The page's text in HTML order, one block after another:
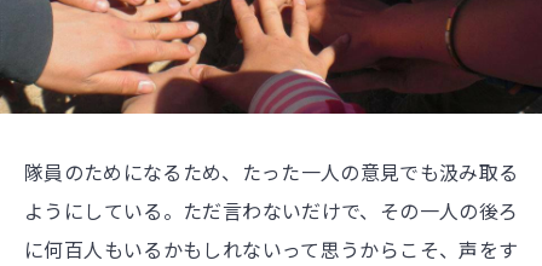
隊員のためになるため、たった一人の意見でも汲み取る
ようにしている。ただ言わないだけで、その一人の後ろ
に何百人もいるかもしれないって思うからこそ、声をす